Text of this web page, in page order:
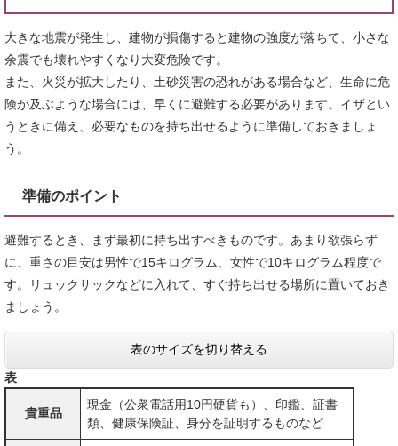
大きな地震が発生し、建物が損傷すると建物の強度が落ちて、小さな
余震でも壊れやすくなり大変危険です。
また、火災が拡大したり、土砂災害の恐れがある場合など、生命に危
険が及ぶような場合には、早くに避難する必要があります。イザとい
うときに備え、必要なものを持ち出せるように準備しておきましょ
う。
準備のポイント
避難するとき、まず最初に持ち出すべきものです。あまり欲張らず
に、重さの目安は男性で15キログラム、女性で10キログラム程度で
す。リュックサックなどに入れて、すぐ持ち出せる場所に置いておき
ましょう。
表のサイズを切り替える
表
貴重品
現金（公衆電話用10円硬貨も）、印鑑、証書
類、健康保険証、身分を証明するものなど